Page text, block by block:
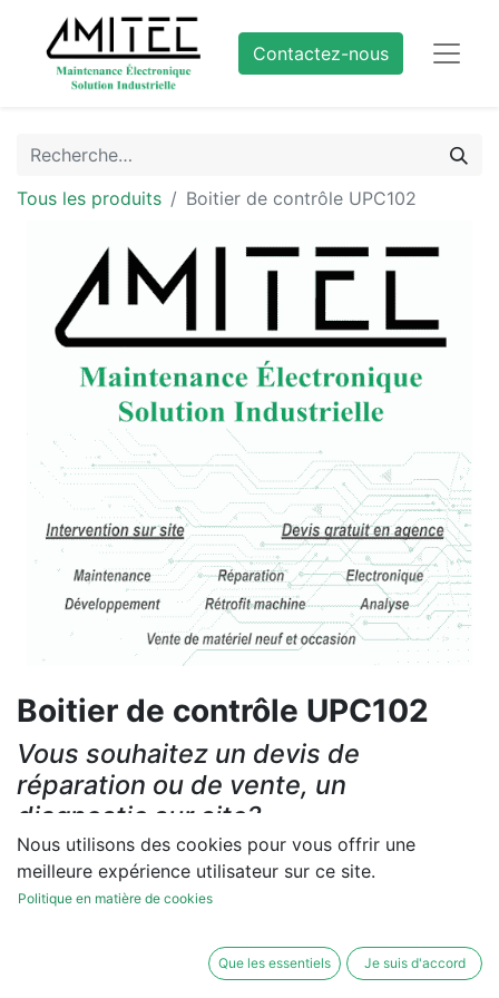
Contactez-nous
Tous les produits Boitier de contrôle UPC102
Boitier de contrôle UPC102
Vous souhaitez un devis de
réparation ou de vente, un
diagnostic sur site?
Contactez-nous
Les réparations et les ventes sont garanties
Nous utilisons des cookies pour vous offrir une
meilleure expérience utilisateur sur ce site.
Politique en matière de cookies
Que les essentiels Je suis d'accord